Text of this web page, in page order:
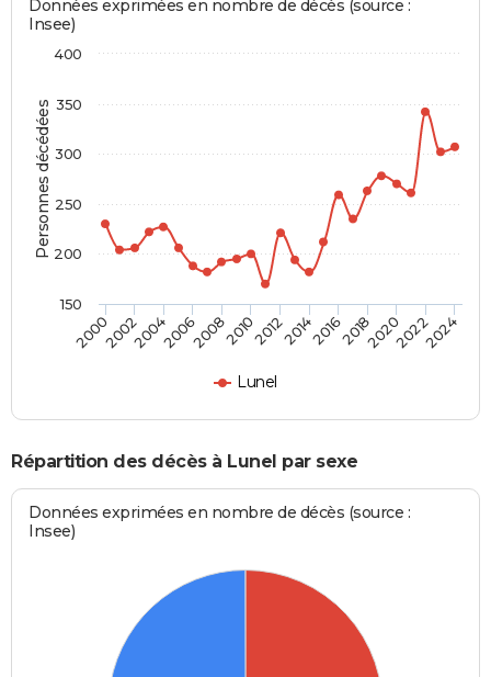
Personnes décédées
Données exprimées en nombre de décès (source :
Insee)
Lunel
2000200220042006200820102012201420162018202020222024
150
200
250
300
350
400
Répartition des décès à Lunel par sexe
Données exprimées en nombre de décès (source :
Insee)